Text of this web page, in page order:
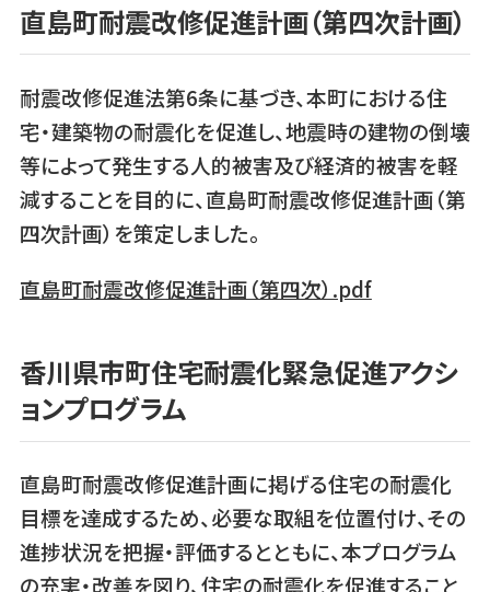
直島町耐震改修促進計画（第四次計画）
耐震改修促進法第6条に基づき、本町における住
宅・建築物の耐震化を促進し、地震時の建物の倒壊
等によって発生する人的被害及び経済的被害を軽
減することを目的に、直島町耐震改修促進計画（第
四次計画）を策定しました。
直島町耐震改修促進計画（第四次）.pdf
香川県市町住宅耐震化緊急促進アクシ
ョンプログラム
直島町耐震改修促進計画に掲げる住宅の耐震化
目標を達成するため、必要な取組を位置付け、その
進捗状況を把握・評価するとともに、本プログラム
の充実・改善を図り、住宅の耐震化を促進すること